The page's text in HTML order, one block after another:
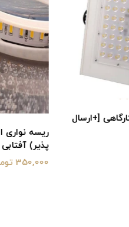
ریسه نواری ال ای دی آدرس